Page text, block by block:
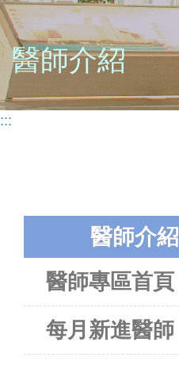
醫師介紹
:::
醫師介紹
醫師專區首頁
每月新進醫師